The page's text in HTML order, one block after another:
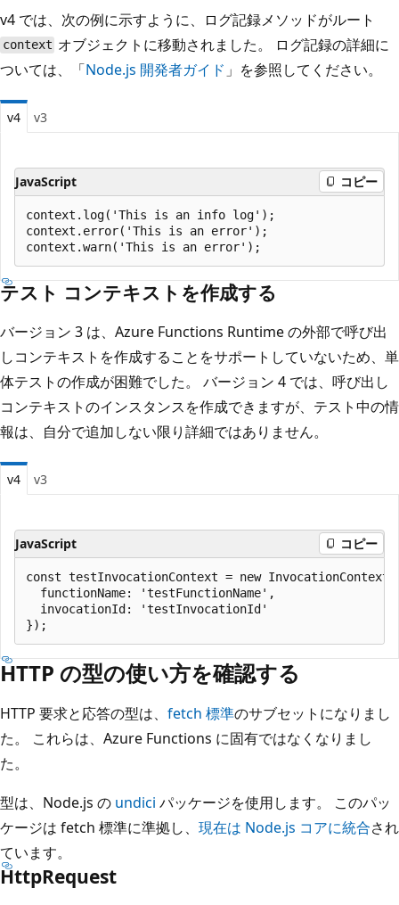
v4 では、次の例に示すように、ログ記録メソッドがルート
context オブジェクトに移動されました。 ログ記録の詳細に
ついては、「Node.js 開発者ガイド 」を参照してください。
v4 v3
JavaScript コピー
context.log('This is an info log');
context.error('This is an error');
テスト コンテキストを作成する
バージョン 3 は、Azure Functions Runtime の外部で呼び出
しコンテキストを作成することをサポートしていないため、単
体テストの作成が困難でした。 バージョン 4 では、呼び出し
コンテキストのインスタンスを作成できますが、テスト中の情
報は、自分で追加しない限り詳細ではありません。
v4 v3
JavaScript コピー
const testInvocationContext = new
  functionName: 'testFunctionName',
  invocationId: 'testInvocationId'
HTTP の型の使い方を確認する
HTTP 要求と応答の型は、 fetch 標準のサブセットになりまし
た。 これらは、Azure Functions に固有ではなくなりまし
た。
型は、Node.js の undici パッケージを使用します。 このパッ
ケージは fetch 標準に準拠し、 現在は Node.js コアに統合され
ています。
HttpRequest